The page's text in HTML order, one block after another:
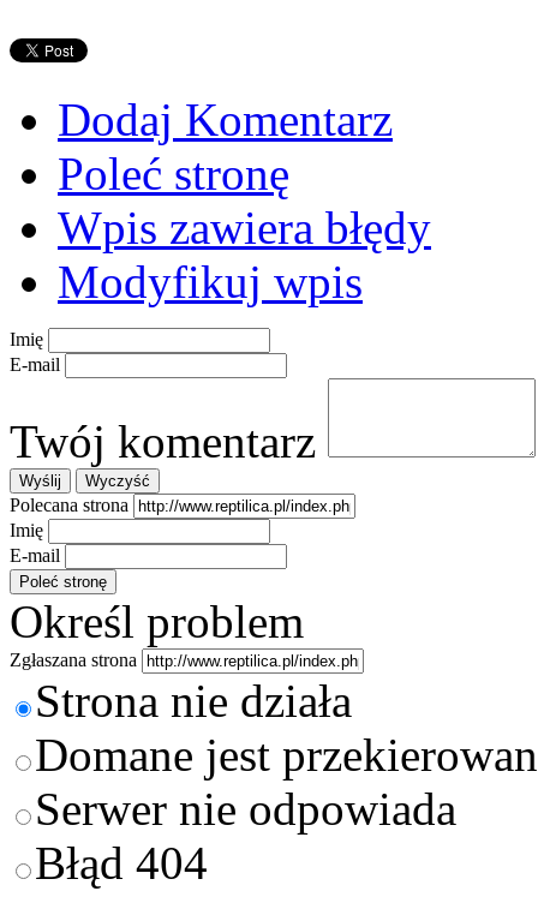
Dodaj Komentarz
Poleć stronę
Wpis zawiera błędy
Modyfikuj wpis
Imię
E-mail
Twój komentarz
Polecana strona
Imię
E-mail
Określ problem
Zgłaszana strona
Strona nie działa
Domane jest
Serwer nie odpowiada
Błąd 404